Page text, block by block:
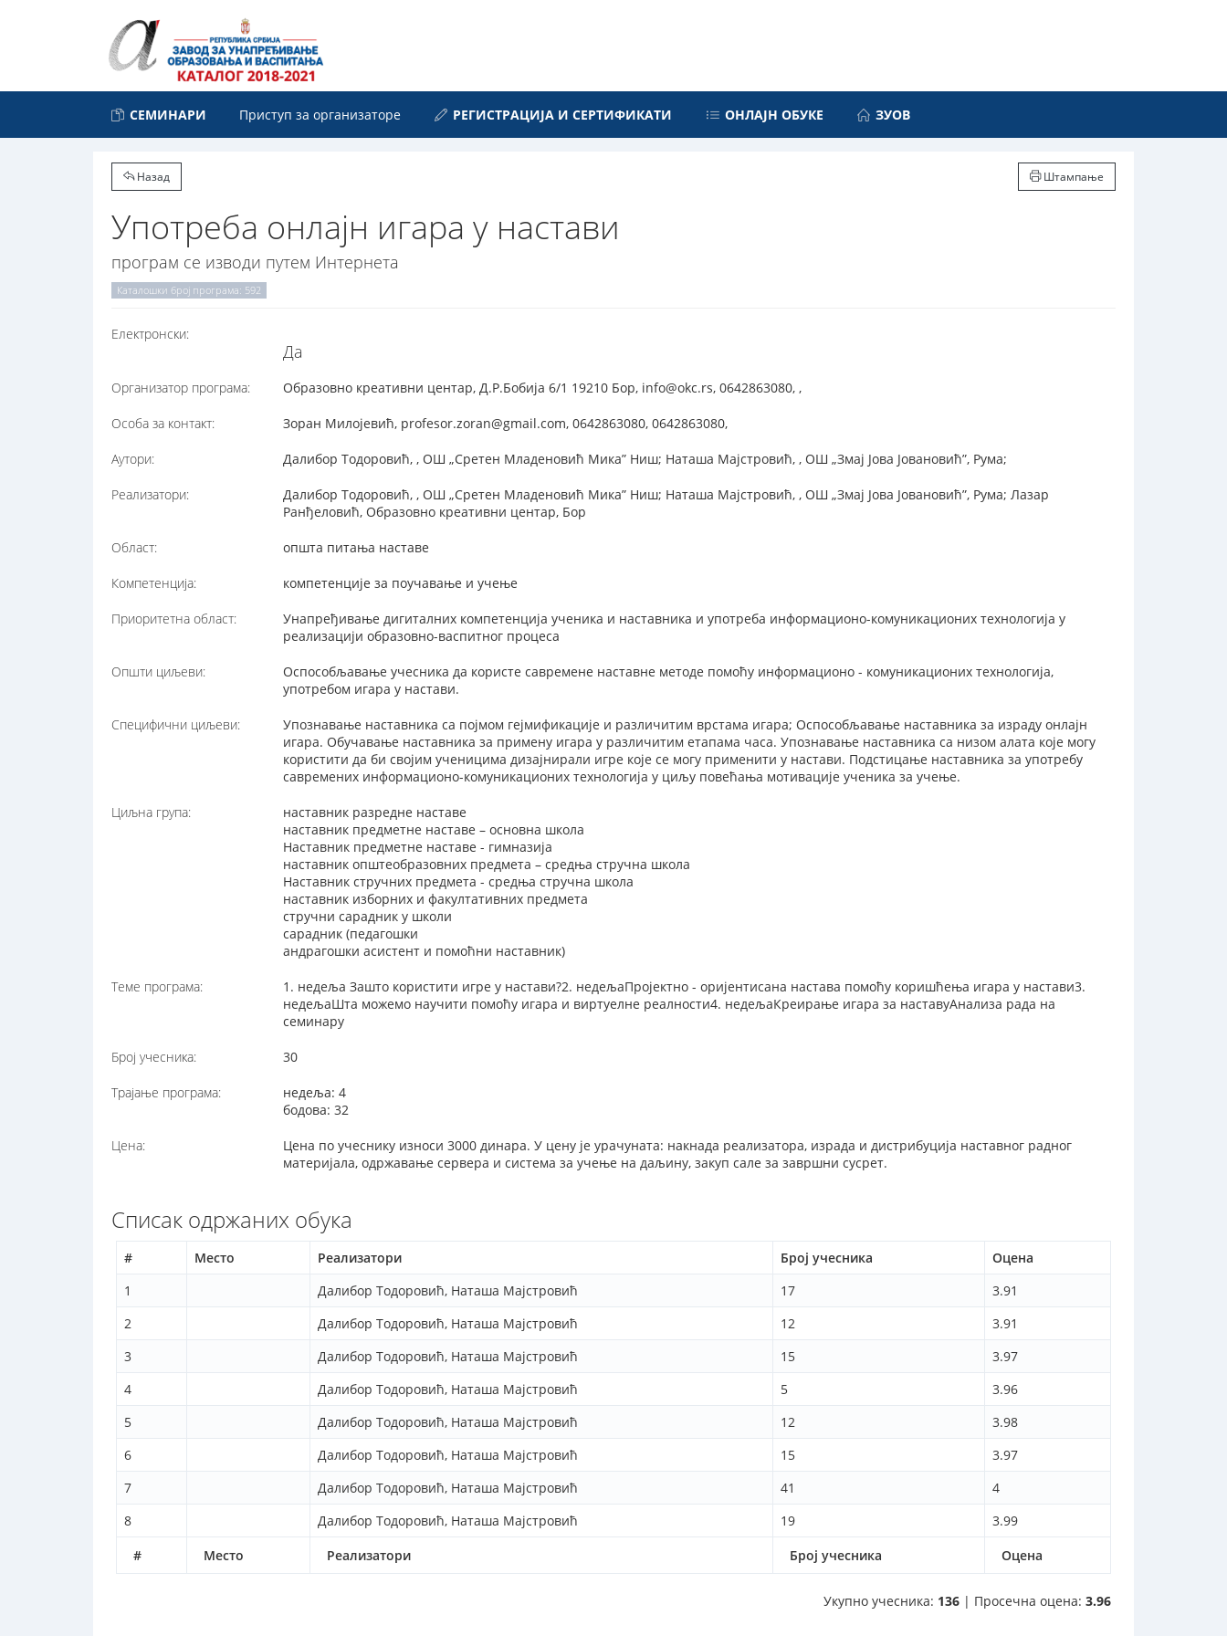
СЕМИНАРИ Приступ за организаторе РЕГИСТРАЦИЈА И СЕРТИФИКАТИ ОНЛАЈН ОБУКЕ ЗУОВ
Назад Штампање
Употреба онлајн игара у настави
програм се изводи путем Интернета
Каталошки број програма: 592
Електронски:
Да
Организатор програма: Образовно креативни центар, Д.Р.Бобија 6/1 19210 Бор, info@okc.rs, 0642863080, ,
Особа за контакт: Зоран Милојевић, profesor.zoran@gmail.com, 0642863080, 0642863080,
Аутори: Далибор Тодоровић, , ОШ „Сретен Младеновић Мика” Ниш; Наташа Мајстровић, , ОШ „Змај Јова Јовановић”, Рума;
Реализатори:
Далибор Тодоровић, , ОШ „Сретен Младеновић Мика” Ниш; Наташа Мајстровић, , ОШ „Змај Јова Јовановић”, Рума; Лазар
Ранђеловић, Образовно креативни центар, Бор
Област: општа питања наставе
Компетенција: компетенције за поучавање и учење
Приоритетна област:
Унапређивање дигиталних компетенција ученика и наставника и употреба информационо-комуникационих технологија у
реализацији образовно-васпитног процеса
Општи циљеви:
Оспособљавање учесника да користе савремене наставне методе помоћу информационо - комуникационих технологија,
употребом игара у настави.
Специфични циљеви:
Упознавање наставника са појмом гејмификације и различитим врстама игара; Оспособљавање наставника за израду онлајн
игара. Обучавање наставника за примену игара у различитим етапама часа. Упознавање наставника са низом алата које могу
користити да би својим ученицима дизајнирали игре које се могу применити у настави. Подстицање наставника за употребу
савремених информационо-комуникационих технологија у циљу повећања мотивације ученика за учење.
Циљна група:
наставник разредне наставе
наставник предметне наставе – основна школа
Наставник предметне наставе - гимназија
наставник општеобразовних предмета – средња стручна школа
Наставник стручних предмета - средња стручна школа
наставник изборних и факултативних предмета
стручни сарадник у школи
сарадник (педагошки
андрагошки асистент и помоћни наставник)
Теме програма:
1. недеља Зашто користити игре у настави?2. недељаПројектно - оријентисана настава помоћу коришћења игара у настави3.
недељаШта можемо научити помоћу игара и виртуелне реалности4. недељаКреирање игара за наставуАнализа рада на
семинару
Број учесника: 30
Трајање програма:
недеља: 4
бодова: 32
Цена:
Цена по учеснику износи 3000 динара. У цену је урачуната: накнада реализатора, израда и дистрибуција наставног радног
материјала, одржавање сервера и система за учење на даљину, закуп сале за завршни сусрет.
Списак одржаних обука
# Место Реализатори Број учесника Оцена
# Место Реализатори Број учесника Оцена
1 Далибор Тодоровић, Наташа Мајстровић 17
3.91
2
Далибор Тодоровић, Наташа Мајстровић 12
3.91
3
Далибор Тодоровић, Наташа Мајстровић 15
3.97
4
Далибор Тодоровић, Наташа Мајстровић 5
3.96
5
Далибор Тодоровић, Наташа Мајстровић 12
3.98
6
Далибор Тодоровић, Наташа Мајстровић 15
3.97
7
Далибор Тодоровић, Наташа Мајстровић 41
4
8
Далибор Тодоровић, Наташа Мајстровић 19 3.99
Укупно учесника: 136 | Просечна оцена: 3.96